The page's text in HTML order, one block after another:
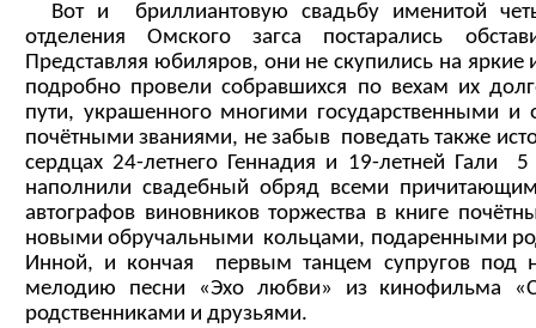
Вот и бриллиантовую свадьбу именитой
отделения Омского загса постарались
Представляя юбиляров, они не скупились на
подробно провели собравшихся по вехам их
пути, украшенного многими государственными
почётными званиями, не забыв поведать также
сердцах 24-летнего Геннадия и 19-летней Гали
наполнили свадебный обряд всеми
автографов виновников торжества в книге
новыми обручальными кольцами, подаренными
Инной, и кончая первым танцем супругов под
мелодию песни «Эхо любви» из кинофильма
родственниками и друзьями.